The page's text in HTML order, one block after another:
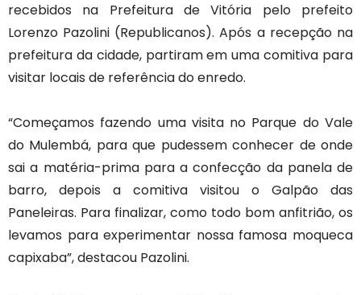
recebidos na Prefeitura de Vitória pelo prefeito
Lorenzo Pazolini (Republicanos). Após a recepção na
prefeitura da cidade, partiram em uma comitiva para
visitar locais de referência do enredo.
“Começamos fazendo uma visita no Parque do Vale
do Mulembá, para que pudessem conhecer de onde
sai a matéria-prima para a confecção da panela de
barro, depois a comitiva visitou o Galpão das
Paneleiras. Para finalizar, como todo bom anfitrião, os
levamos para experimentar nossa famosa moqueca
capixaba”, destacou Pazolini.